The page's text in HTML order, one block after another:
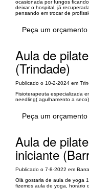
ocasionada por fungos
deixar o hospital, já
pensando em trocar de
Peça um orçamento
Aula de
(Trindade)
Publicado o 10-2-2024 em
Fisioterapeuta especializada
needling( agulhamento a
Peça um orçamento
Aula de
iniciante
Publicado o 7-8-2022 em
Olá gostaria de aula de yoga
fizemos aula de yoga, horário